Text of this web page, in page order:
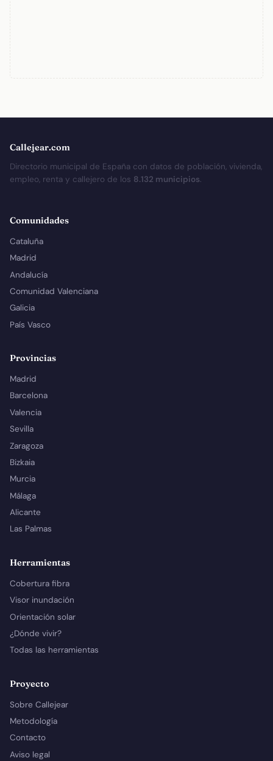
Callejear.com
Directorio municipal de España con datos de población, vivienda,
empleo, renta y callejero de los 8.132 municipios.
Comunidades
Cataluña
Madrid
Andalucía
Comunidad Valenciana
Galicia
País Vasco
Provincias
Madrid
Barcelona
Valencia
Sevilla
Zaragoza
Bizkaia
Murcia
Málaga
Alicante
Las Palmas
Herramientas
Cobertura fibra
Visor inundación
Orientación solar
¿Dónde vivir?
Todas las herramientas
Proyecto
Sobre Callejear
Metodología
Contacto
Aviso legal